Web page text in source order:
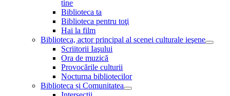
tine
Biblioteca ta
Biblioteca pentru toţi
Hai la film
Biblioteca, actor principal al scenei culturale ieşene
Scriitorii Iaşului
Ora de muzică
Provocările culturii
Nocturna bibliotecilor
Biblioteca și Comunitatea